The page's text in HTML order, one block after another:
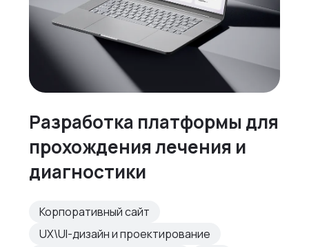
Разработка платформы для
прохождения лечения и
диагностики
Корпоративный сайт
UX\UI-дизайн и проектирование